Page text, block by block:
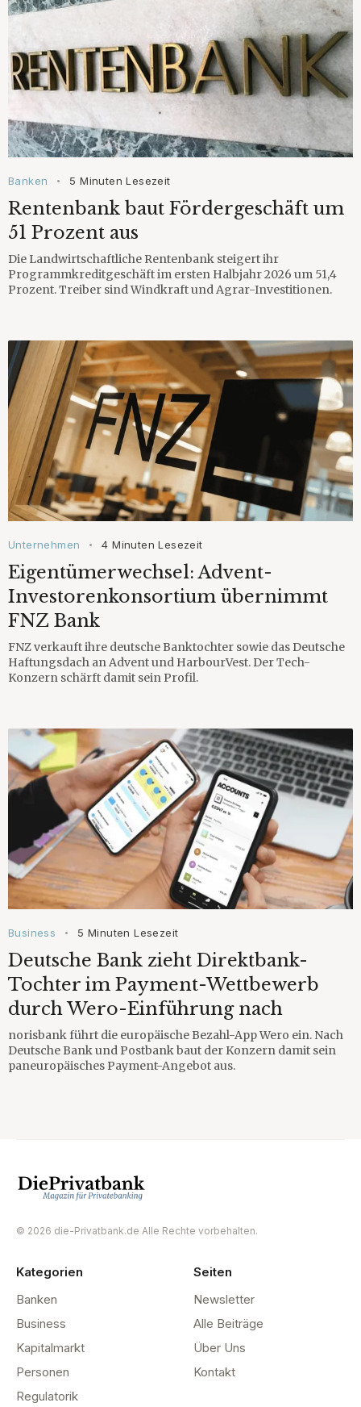
Banken • 5 Minuten Lesezeit
Rentenbank baut Fördergeschäft um
51 Prozent aus
Die Landwirtschaftliche Rentenbank steigert ihr
Programmkreditgeschäft im ersten Halbjahr 2026 um 51,4
Prozent. Treiber sind Windkraft und Agrar-Investitionen.
Unternehmen • 4 Minuten Lesezeit
Eigentümerwechsel: Advent-
Investorenkonsortium übernimmt
FNZ Bank
FNZ verkauft ihre deutsche Banktochter sowie das Deutsche
Haftungsdach an Advent und HarbourVest. Der Tech-
Konzern schärft damit sein Profil.
Business • 5 Minuten Lesezeit
Deutsche Bank zieht Direktbank-
Tochter im Payment-Wettbewerb
durch Wero-Einführung nach
norisbank führt die europäische Bezahl-App Wero ein. Nach
Deutsche Bank und Postbank baut der Konzern damit sein
paneuropäisches Payment-Angebot aus.
© 2026 die-Privatbank.de Alle Rechte vorbehalten.
Kategorien
Banken
Business
Kapitalmarkt
Personen
Regulatorik
Seiten
Newsletter
Alle Beiträge
Über Uns
Kontakt